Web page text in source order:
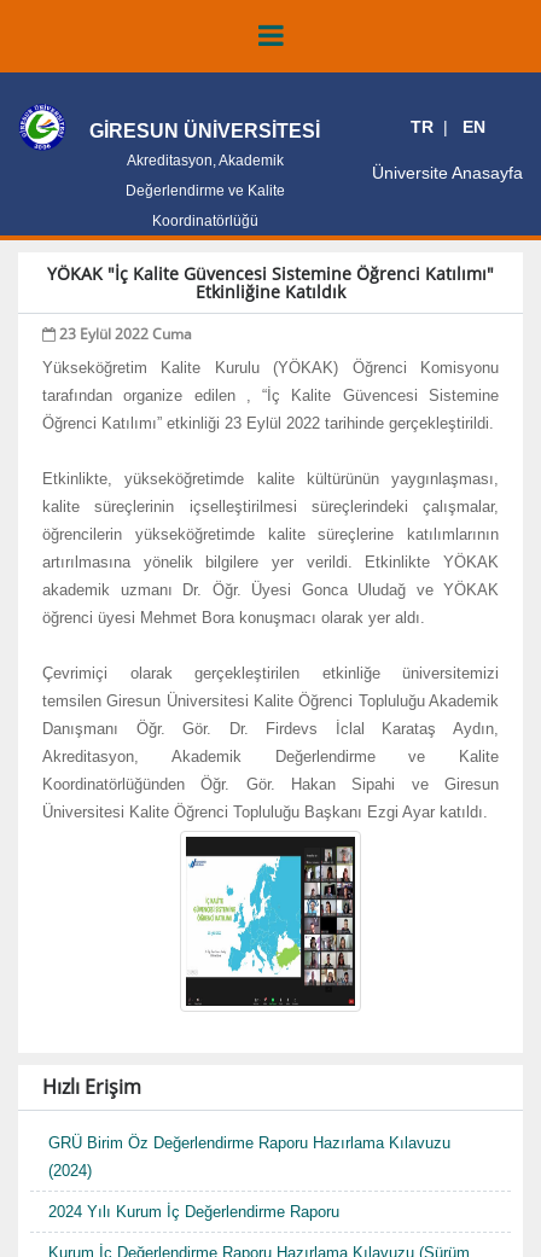
GİRESUN ÜNİVERSİTESİ
Akreditasyon, Akademik
Değerlendirme ve Kalite
Koordinatörlüğü
TR EN
Üniversite Anasayfa
YÖKAK "İç Kalite Güvencesi Sistemine Öğrenci Katılımı"
Etkinliğine Katıldık
23 Eylül 2022 Cuma
Yükseköğretim Kalite Kurulu (YÖKAK) Öğrenci Komisyonu
tarafından organize edilen , “İç Kalite Güvencesi Sistemine
Öğrenci Katılımı” etkinliği 23 Eylül 2022 tarihinde gerçekleştirildi.
Etkinlikte, yükseköğretimde kalite kültürünün yaygınlaşması,
kalite süreçlerinin içselleştirilmesi süreçlerindeki çalışmalar,
öğrencilerin yükseköğretimde kalite süreçlerine katılımlarının
artırılmasına yönelik bilgilere yer verildi. Etkinlikte YÖKAK
akademik uzmanı Dr. Öğr. Üyesi Gonca Uludağ ve YÖKAK
öğrenci üyesi Mehmet Bora konuşmacı olarak yer aldı.
Çevrimiçi olarak gerçekleştirilen etkinliğe üniversitemizi
temsilen Giresun Üniversitesi Kalite Öğrenci Topluluğu Akademik
Danışmanı Öğr. Gör. Dr. Firdevs İclal Karataş Aydın,
Akreditasyon, Akademik Değerlendirme ve Kalite
Koordinatörlüğünden Öğr. Gör. Hakan Sipahi ve Giresun
Üniversitesi Kalite Öğrenci Topluluğu Başkanı Ezgi Ayar katıldı.
Hızlı Erişim
GRÜ Birim Öz Değerlendirme Raporu Hazırlama Kılavuzu
(2024)
2024 Yılı Kurum İç Değerlendirme Raporu
Kurum İç Değerlendirme Raporu Hazırlama Kılavuzu (Sürüm